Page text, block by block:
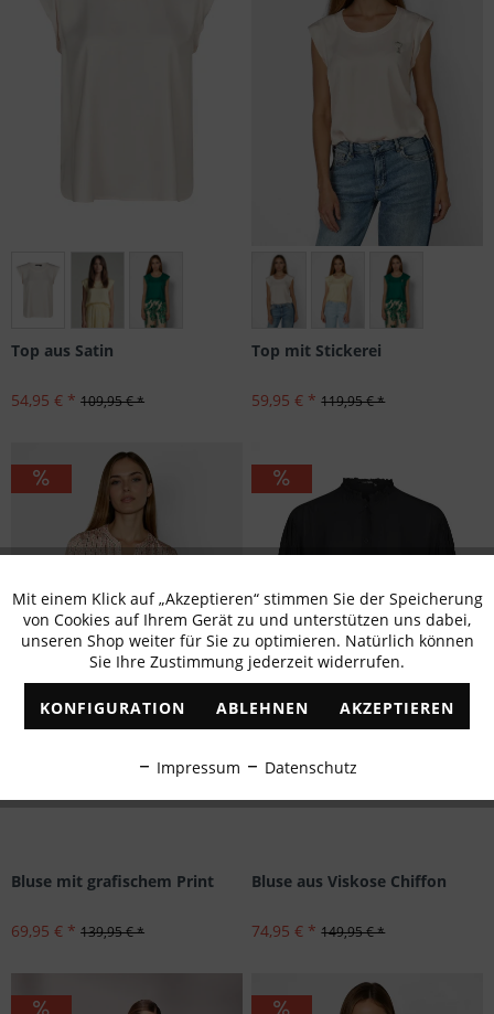
Größen: 38
Top aus Satin
54,95 € * 109,95 € *
Größen: 36, 46
Top mit Stickerei
59,95 € * 119,95 € *
Bluse mit grafischem Print
69,95 € * 139,95 € *
Bluse aus Viskose Chiffon
74,95 € * 149,95 € *
Funktionale Aktiv
Marketing Inaktiv
Tracking Inaktiv
Personalisierung Inaktiv
Service
Mit einem Klick auf „Akzeptieren“ stimmen Sie der Speicherung
von Cookies auf Ihrem Gerät zu und unterstützen uns dabei,
unseren Shop weiter für Sie zu optimieren. Natürlich können
Sie Ihre Zustimmung jederzeit widerrufen.
KONFIGURATION ABLEHNEN AKZEPTIEREN
Impressum Datenschutz